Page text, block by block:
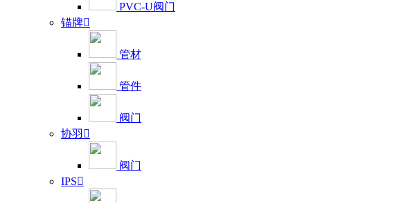
PVC-U阀门
锚牌
管材
管件
阀门
协羽 
阀门
IPS